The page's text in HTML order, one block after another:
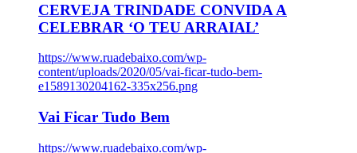
CERVEJA TRINDADE CONVIDA A
CELEBRAR ‘O TEU ARRAIAL’
https://www.ruadebaixo.com/wp-
content/uploads/2020/05/vai-ficar-tudo-bem-
e1589130204162-335x256.png
Vai Ficar Tudo Bem
https://www.ruadebaixo.com/wp-